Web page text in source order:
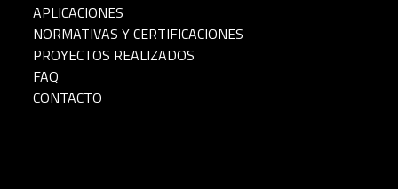
APLICACIONES
NORMATIVAS Y CERTIFICACIONES
PROYECTOS REALIZADOS
FAQ
CONTACTO